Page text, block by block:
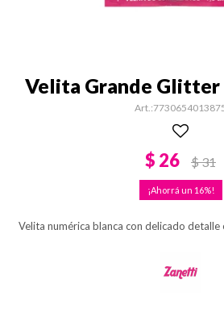
Velita Grande Glitter
$ 26 $31
16
Velita numérica blanca con delicado